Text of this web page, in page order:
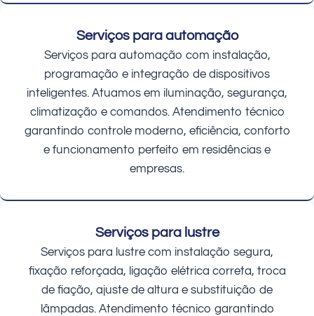
Serviços para automação
Serviços para automação com instalação,
programação e integração de dispositivos
inteligentes. Atuamos em iluminação, segurança,
climatização e comandos. Atendimento técnico
garantindo controle moderno, eficiência, conforto
e funcionamento perfeito em residências e
empresas.
Serviços para lustre
Serviços para lustre com instalação segura,
fixação reforçada, ligação elétrica correta, troca
de fiação, ajuste de altura e substituição de
lâmpadas. Atendimento técnico garantindo